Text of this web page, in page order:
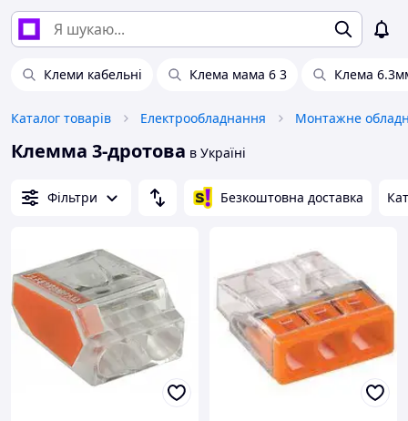
Клеми кабельні Клема мама 6 3 Клема
Каталог товарів Електрообладнання Монтажне
Клемма 3-дротова в Україні
Фільтри Безкоштовна доставка